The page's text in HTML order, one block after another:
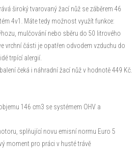
široký tvarovaný žací nůž se záběrem 46
4v1. Máte tedy možnost využít funkce:
mulčování nebo sběru do 50 litrového
vrchní části je opatřen odvodem vzduchu do
trpící alergií.
čeká i náhradní žací nůž v hodnotě 449 Kč.
146 cm3 se systémem OHV a
splňující novu emisní normu Euro 5
moment pro práci v husté trávě